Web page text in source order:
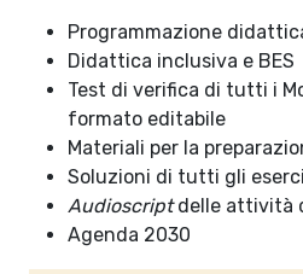
Programmazione
Didattica inclusiva e BES
Test di verifica di tutti i
formato editabile
Materiali per la
Soluzioni di tutti gli
Audioscriptdelle attività
Agenda 2030